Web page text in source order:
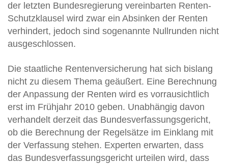
der letzten Bundesregierung vereinbarten Renten-
Schutzklausel wird zwar ein Absinken der Renten
verhindert, jedoch sind sogenannte Nullrunden nicht
ausgeschlossen.
Die staatliche Rentenversicherung hat sich bislang
nicht zu diesem Thema geäußert. Eine Berechnung
der Anpassung der Renten wird es vorrausichtlich
erst im Frühjahr 2010 geben. Unabhängig davon
verhandelt derzeit das Bundesverfassungsgericht,
ob die Berechnung der Regelsätze im Einklang mit
der Verfassung stehen. Experten erwarten, dass
das Bundesverfassungsgericht urteilen wird, dass